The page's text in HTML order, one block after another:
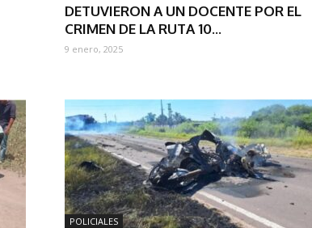
DETUVIERON A UN DOCENTE POR EL
CRIMEN DE LA RUTA 10...
9 enero, 2025
POLICIALES